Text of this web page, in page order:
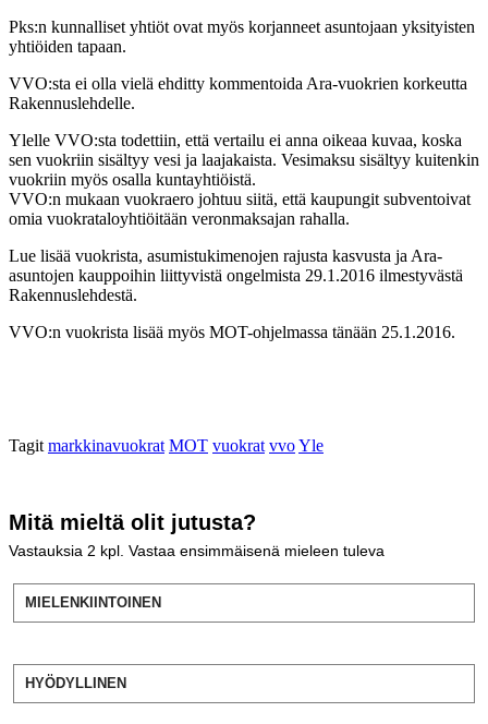
Pks:n kunnalliset yhtiöt ovat myös korjanneet asuntojaan yksityisten
yhtiöiden tapaan.
VVO:sta ei olla vielä ehditty kommentoida Ara-vuokrien korkeutta
Rakennuslehdelle.
Ylelle VVO:sta todettiin, että vertailu ei anna oikeaa kuvaa, koska
sen vuokriin sisältyy vesi ja laajakaista. Vesimaksu sisältyy kuitenkin
vuokriin myös osalla kuntayhtiöistä.
VVO:n mukaan vuokraero johtuu siitä, että kaupungit subventoivat
omia vuokrataloyhtiöitään veronmaksajan rahalla.
Lue lisää vuokrista, asumistukimenojen rajusta kasvusta ja Ara-
asuntojen kauppoihin liittyvistä ongelmista 29.1.2016 ilmestyvästä
Rakennuslehdestä.
VVO:n vuokrista lisää myös MOT-ohjelmassa tänään 25.1.2016.
Tagit markkinavuokrat MOT vuokrat vvoYle
Mitä mieltä olit jutusta?
Vastauksia 2 kpl. Vastaa ensimmäisenä mieleen tuleva
MIELENKIINTOINEN
HYÖDYLLINEN